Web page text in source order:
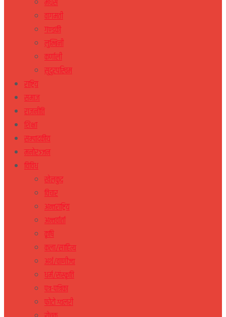
मधेस
वागमती
गण्डकी
लुम्बिनी
कर्णाली
सुदुरपस्चिम
राष्ट्रिय
समाज
राजनीति
शिक्षा
सम्पादकीय
मनोरञ्जन
विविध
खेलकुद
विचार
अन्तराष्ट्रिय
अन्तर्वार्ता
कृषि
कला/साहित्य
अर्थ/वाणीज्य
धर्म/संस्कृति
पत्र-पत्रिका
फोटो ग्यलरी